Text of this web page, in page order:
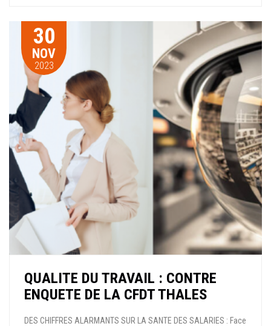
30
NOV
2023
QUALITE DU TRAVAIL : CONTRE
ENQUETE DE LA CFDT THALES
DES CHIFFRES ALARMANTS SUR LA SANTE DES SALARIES : Face